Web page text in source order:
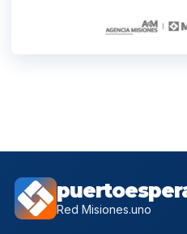
Red Misiones.uno